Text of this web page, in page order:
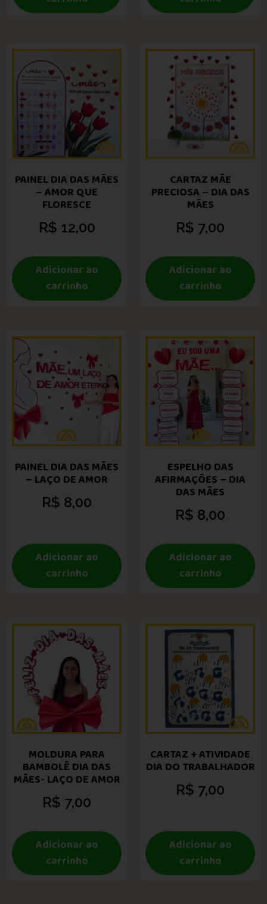
PAINEL DIA DAS MÃES
– AMOR QUE
FLORESCE
R$ 12,00
Adicionar ao
carrinho
CARTAZ MÃE
PRECIOSA – DIA DAS
MÃES
R$ 7,00
Adicionar ao
carrinho
PAINEL DIA DAS MÃES
– LAÇO DE AMOR
R$ 8,00
Adicionar ao
carrinho
ESPELHO DAS
AFIRMAÇÕES – DIA
DAS MÃES
R$ 8,00
Adicionar ao
carrinho
MOLDURA PARA
BAMBOLÊ DIA DAS
MÃES- LAÇO DE AMOR
R$ 7,00
Adicionar ao
carrinho
CARTAZ + ATIVIDADE
DIA DO TRABALHADOR
R$ 7,00
Adicionar ao
carrinho